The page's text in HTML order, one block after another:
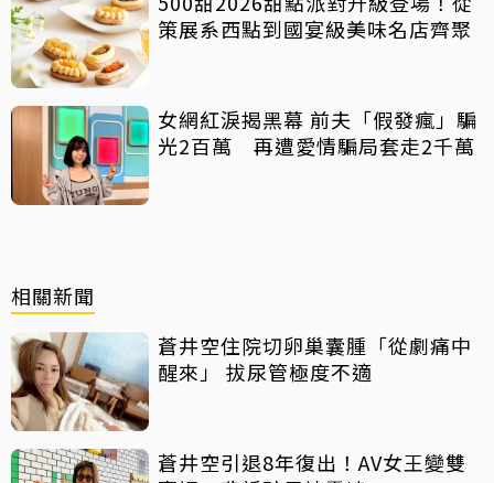
策展系西點到國宴級美味名店齊聚
女網紅淚揭黑幕 前夫「假發瘋」騙
光2百萬 再遭愛情騙局套走2千萬
相關新聞
蒼井空住院切卵巢囊腫「從劇痛中
醒來」 拔尿管極度不適
蒼井空引退8年復出！AV女王變雙